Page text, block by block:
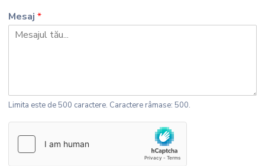
Mesaj*
Limita este de 500 caractere. Caractere râmase: 500.